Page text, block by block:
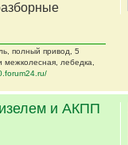
полный привод, 5
лебедка,
и АКПП